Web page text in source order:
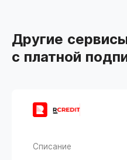
Другие
с платной
Списание